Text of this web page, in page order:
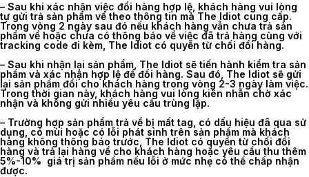
– Sau khi xác nhận việc đổi hàng hợp lệ, khách hàng vui lòng
tự gửi trả sản phẩm về theo thông tin mà The Idiot cung cấp.
Trong vòng 2 ngày sau đó nếu khách hàng vẫn chưa trả sản
phẩm về hoặc chưa có thông báo về việc đã trả hàng cùng với
tracking code đi kèm, The Idiot có quyền từ chối đổi hàng.
– Sau khi nhận lại sản phẩm, The Idiot sẽ tiến hành kiểm tra sản
phẩm và xác nhận hợp lệ để đổi hàng. Sau đó, The Idiot sẽ gửi
lại sản phẩm đổi cho khách hàng trong vòng 2-3 ngày làm việc.
Trong thời gian này, khách hàng vui lòng kiên nhẫn chờ xác
nhận và không gửi nhiều yêu cầu trùng lặp.
– Trường hợp sản phẩm trả về bị mất tag, có dấu hiệu đã qua sử
dụng, có mùi hoặc có lỗi phát sinh trên sản phẩm mà khách
hàng không thông báo trước, The Idiot có quyền từ chối đổi
hàng và trả lại hàng về cho khách hàng hoặc yêu cầu thu thêm
5%-10% giá trị sản phẩm nếu lỗi ở mức nhẹ có thể chấp nhận
được.